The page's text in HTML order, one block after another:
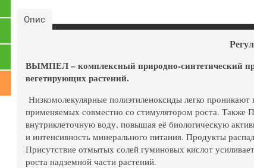
Опис
ВЫМПЕЛ – комплексный природно-синтетический
вегетирующих растений.
Низкомолекулярные полиэтиленоксиды легко
применяемых совместно со стимулятором роста. Также
внутриклеточную воду, повышая её биологическую
и интенсивность минерального питания. Продукты
Присутствие отмытых солей гуминовых кислот
роста надземной части растений.